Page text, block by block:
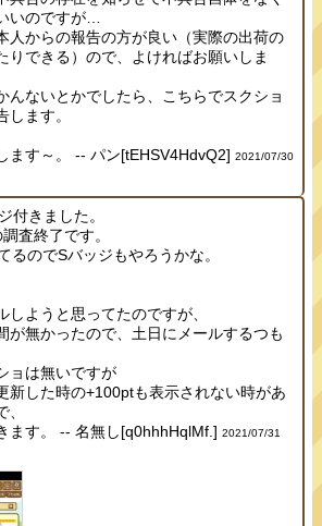
いのですが…
人からの報告の方が良い（実際の出荷の
りできる）ので、よければお願いしま
んないとかでしたら、こちらでスクショ
ます。
ます～。 -- パン[tEHSV4HdvQ2] 2021/07/30
付きました。
査終了です。
るのでSバッジもやろうかな。
しようと思ってたのですが、
が無かったので、土日にメールするつも
ョは無いですが
新した時の+100ptも表示されない時があ
ます。 -- 名無し[q0hhhHqlMf.] 2021/07/31